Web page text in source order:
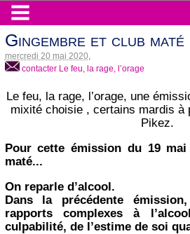
Gingembre et club maté
mercredi 20 mai 2020
contacter Le feu, la rage, l’orage
Le feu, la rage, l’orage, une
mixité choisie , certains mardis à
Pikez.
Pour cette émission du 19
maté...
On reparle d’alcool.
Dans la précédente
rapports complexes à
culpabilité, de l’estime de soi